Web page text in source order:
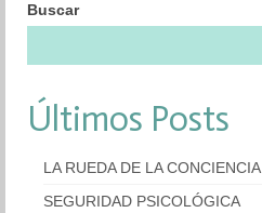
Buscar
Últimos Posts
LA RUEDA DE LA CONCIENCIA
SEGURIDAD PSICOLÓGICA